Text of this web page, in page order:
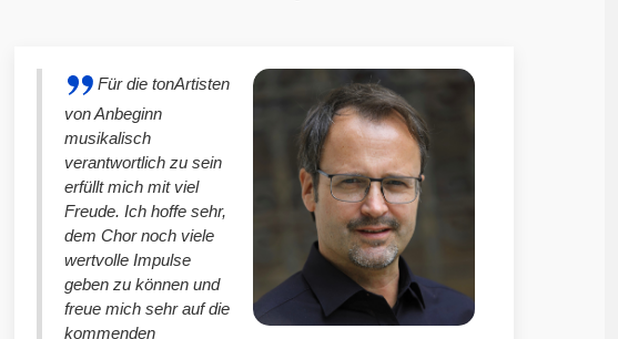
Für die tonArtisten
von Anbeginn
musikalisch
verantwortlich zu sein
erfüllt mich mit viel
Freude. Ich hoffe sehr,
dem Chor noch viele
wertvolle Impulse
geben zu können und
freue mich sehr auf die
kommenden